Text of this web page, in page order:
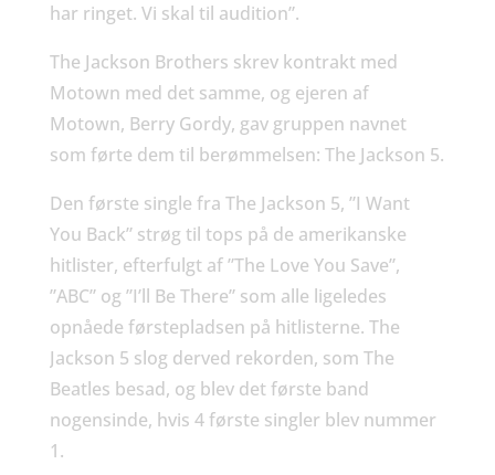
har ringet. Vi skal til audition”.
The Jackson Brothers skrev kontrakt med
Motown med det samme, og ejeren af
Motown, Berry Gordy, gav gruppen navnet
som førte dem til berømmelsen: The Jackson 5.
Den første single fra The Jackson 5, ”I Want
You Back” strøg til tops på de amerikanske
hitlister, efterfulgt af ”The Love You Save”,
”ABC” og ”I’ll Be There” som alle ligeledes
opnåede førstepladsen på hitlisterne. The
Jackson 5 slog derved rekorden, som The
Beatles besad, og blev det første band
nogensinde, hvis 4 første singler blev nummer
1.